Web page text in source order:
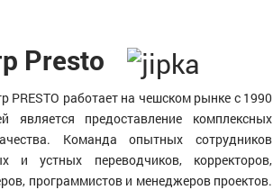
Presto
PRESTO работает на чешском рынке с 1990
предоставление комплексных
Команда опытных сотрудников
и устных переводчиков, корректоров,
программистов и менеджеров проектов.